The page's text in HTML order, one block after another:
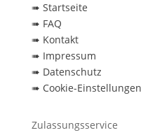
➠ Startseite
➠ FAQ
➠ Kontakt
➠ Impressum
➠ Datenschutz
➠ Cookie-Einstellungen
Zulassungs­service